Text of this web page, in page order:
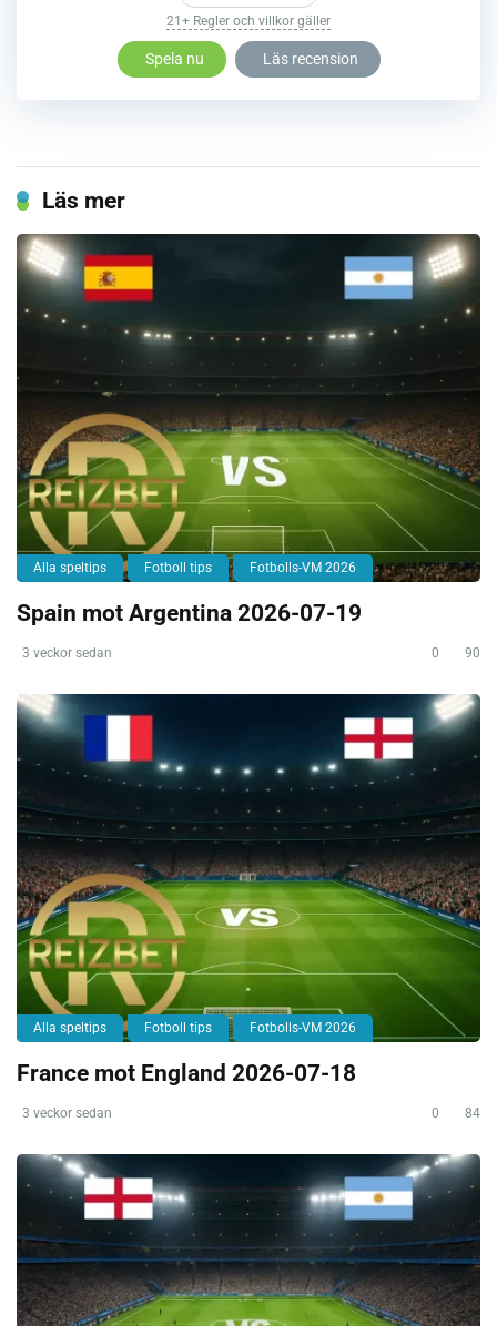
21+ Regler och villkor gäller
Spela nu Läs recension
Läs mer
Alla speltips Fotboll tips Fotbolls-VM 2026
Spain mot Argentina 2026-07-19
3 veckor sedan 0 90
Alla speltips Fotboll tips Fotbolls-VM 2026
France mot England 2026-07-18
3 veckor sedan 0 84